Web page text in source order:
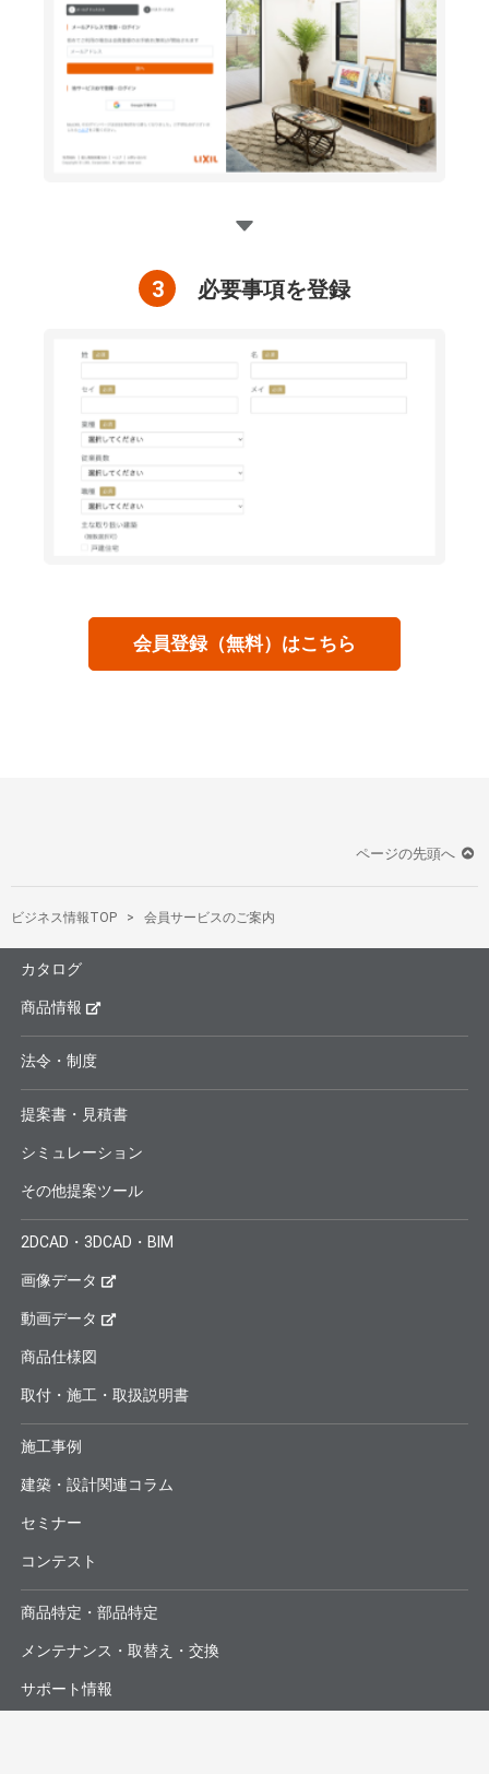
3 必要事項を登録
会員登録（無料）はこちら
ページの先頭へ
ビジネス情報TOP 会員サービスのご案内
カタログ
商品情報
法令・制度
提案書・見積書
シミュレーション
その他提案ツール
2DCAD・3DCAD・BIM
画像データ
動画データ
商品仕様図
取付・施工・取扱説明書
施工事例
建築・設計関連コラム
セミナー
コンテスト
商品特定・部品特定
メンテナンス・取替え・交換
サポート情報